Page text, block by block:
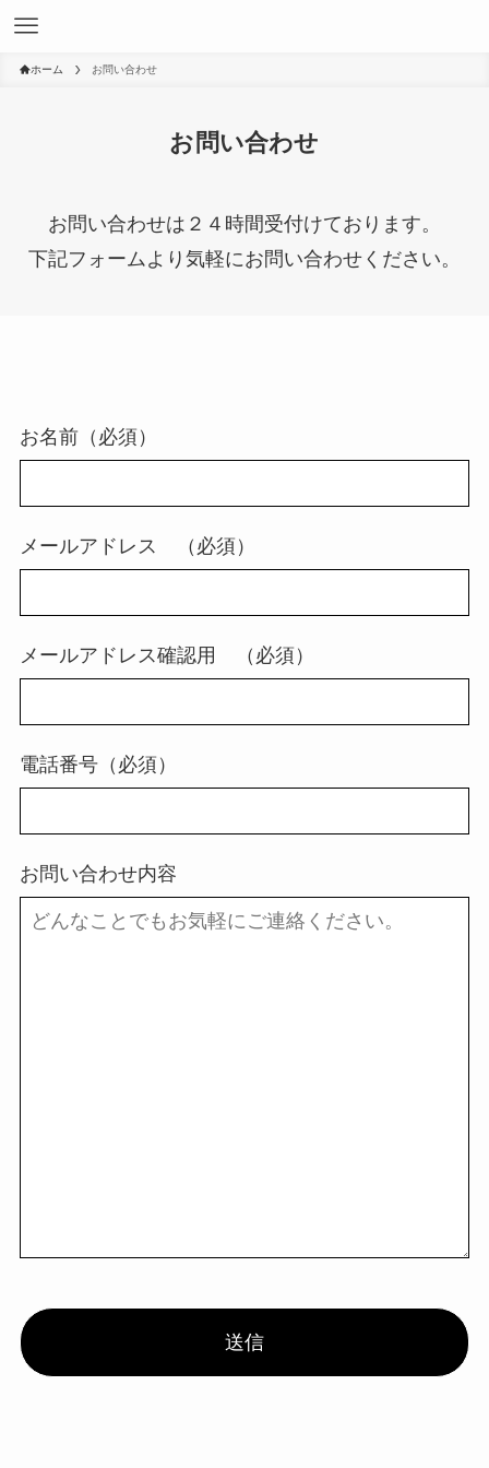
ホーム お問い合わせ
お問い合わせ
お問い合わせは２４時間受付けております。
下記フォームより気軽にお問い合わせください。
お名前（必須）
メールアドレス （必須）
メールアドレス確認用 （必須）
電話番号（必須）
お問い合わせ内容